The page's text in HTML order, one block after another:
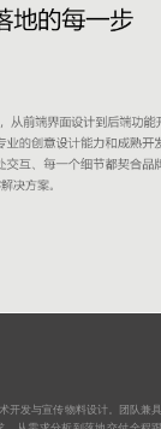
开发与宣传物料设计。团队兼